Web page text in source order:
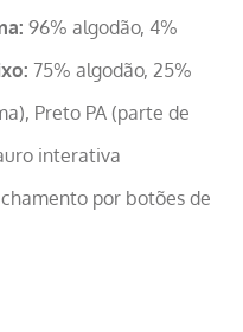
96% algodão, 4%
75% algodão, 25%
Preto PA (parte de
interativa
por botões de